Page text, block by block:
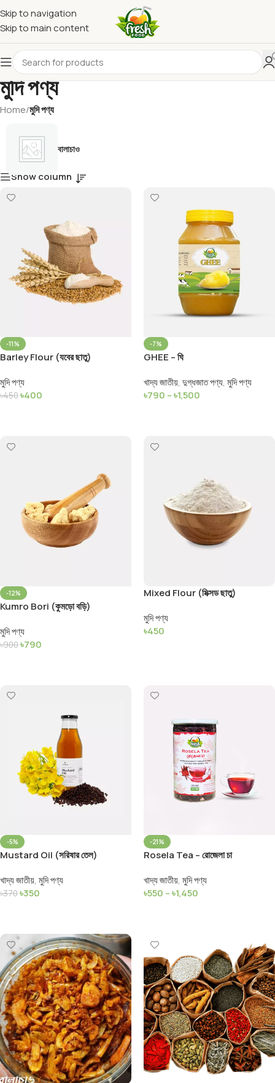
Skip to navigation
Skip to main content
মুদি পণ্য
Home/মুদি পণ্য
বালাচাও
Show column
-11%
Barley Flour (যবের ছাতু)
মুদি পণ্য
৳450৳400
-7%
GHEE – ঘি
খাদ্য জাতীয়, দুগ্ধজাত পণ্য, মুদি পণ্য
৳790 –৳1,500
-12%
Kumro Bori (কুমড়ো বড়ি)
মুদি পণ্য
৳900৳790
Mixed Flour (মিক্সড ছাতু)
মুদি পণ্য
৳450
-5%
Mustard Oil (সরিষার তেল)
খাদ্য জাতীয়, মুদি পণ্য
৳370৳350
-21%
Rosela Tea – রোজেলা চা
খাদ্য জাতীয়, মুদি পণ্য
৳550 –৳1,450